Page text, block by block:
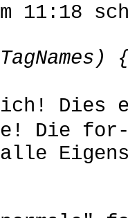
11:18
Dies
Die